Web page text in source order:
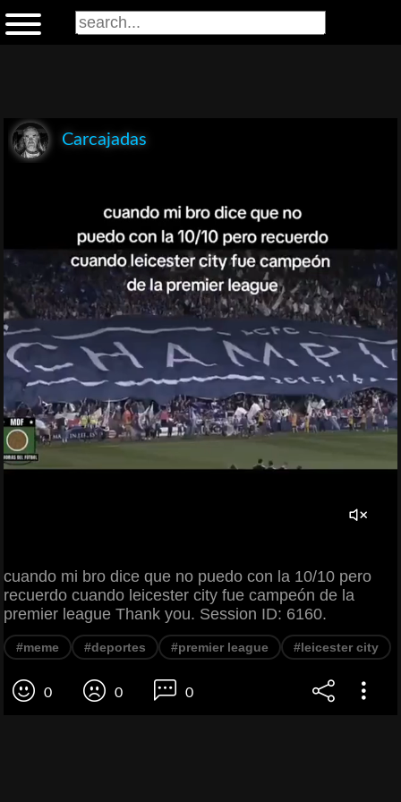
Carcajadas
cuando mi bro dice que no puedo con la 10/10 pero
recuerdo cuando leicester city fue campeón de la
premier league Thank you. Session ID: 6160.
#meme #deportes #premier league #leicester city
0 0 0